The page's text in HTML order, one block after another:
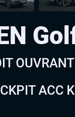
ACC